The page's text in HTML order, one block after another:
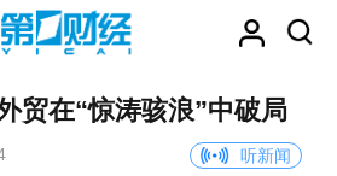
贸在“惊涛骇浪”中破局
听新闻